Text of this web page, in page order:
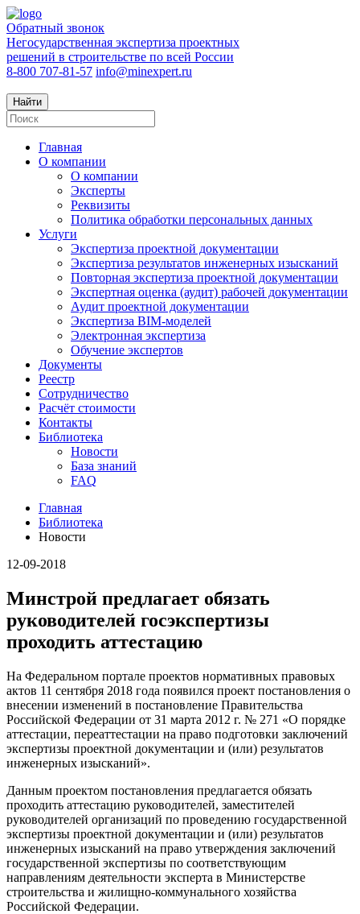
Обратный звонок
Негосударственная экспертиза проектных
решений в строительстве по всей России
8-800 707-81-57 info@minexpert.ru
Найти
Главная
О компании
О компании
Эксперты
Реквизиты
Политика обработки персональных данных
Услуги
Экспертиза проектной документации
Экспертиза результатов инженерных изысканий
Повторная экспертиза проектной документации
Экспертная оценка (аудит) рабочей документации
Аудит проектной документации
Экспертиза BIM-моделей
Электронная экспертиза
Обучение экспертов
Документы
Реестр
Сотрудничество
Расчёт стоимости
Контакты
Библиотека
Новости
База знаний
FAQ
Главная
Библиотека
Новости
12-09-2018
Минстрой предлагает обязать
руководителей госэкспертизы
проходить аттестацию
На Федеральном портале проектов нормативных правовых
актов 11 сентября 2018 года появился проект постановления о
внесении изменений в постановление Правительства
Российской Федерации от 31 марта 2012 г. № 271 «О порядке
аттестации, переаттестации на право подготовки заключений
экспертизы проектной документации и (или) результатов
инженерных изысканий».
Данным проектом постановления предлагается обязать
проходить аттестацию руководителей, заместителей
руководителей организаций по проведению государственной
экспертизы проектной документации и (или) результатов
инженерных изысканий на право утверждения заключений
государственной экспертизы по соответствующим
направлениям деятельности эксперта в Министерстве
строительства и жилищно-коммунального хозяйства
Российской Федерации.